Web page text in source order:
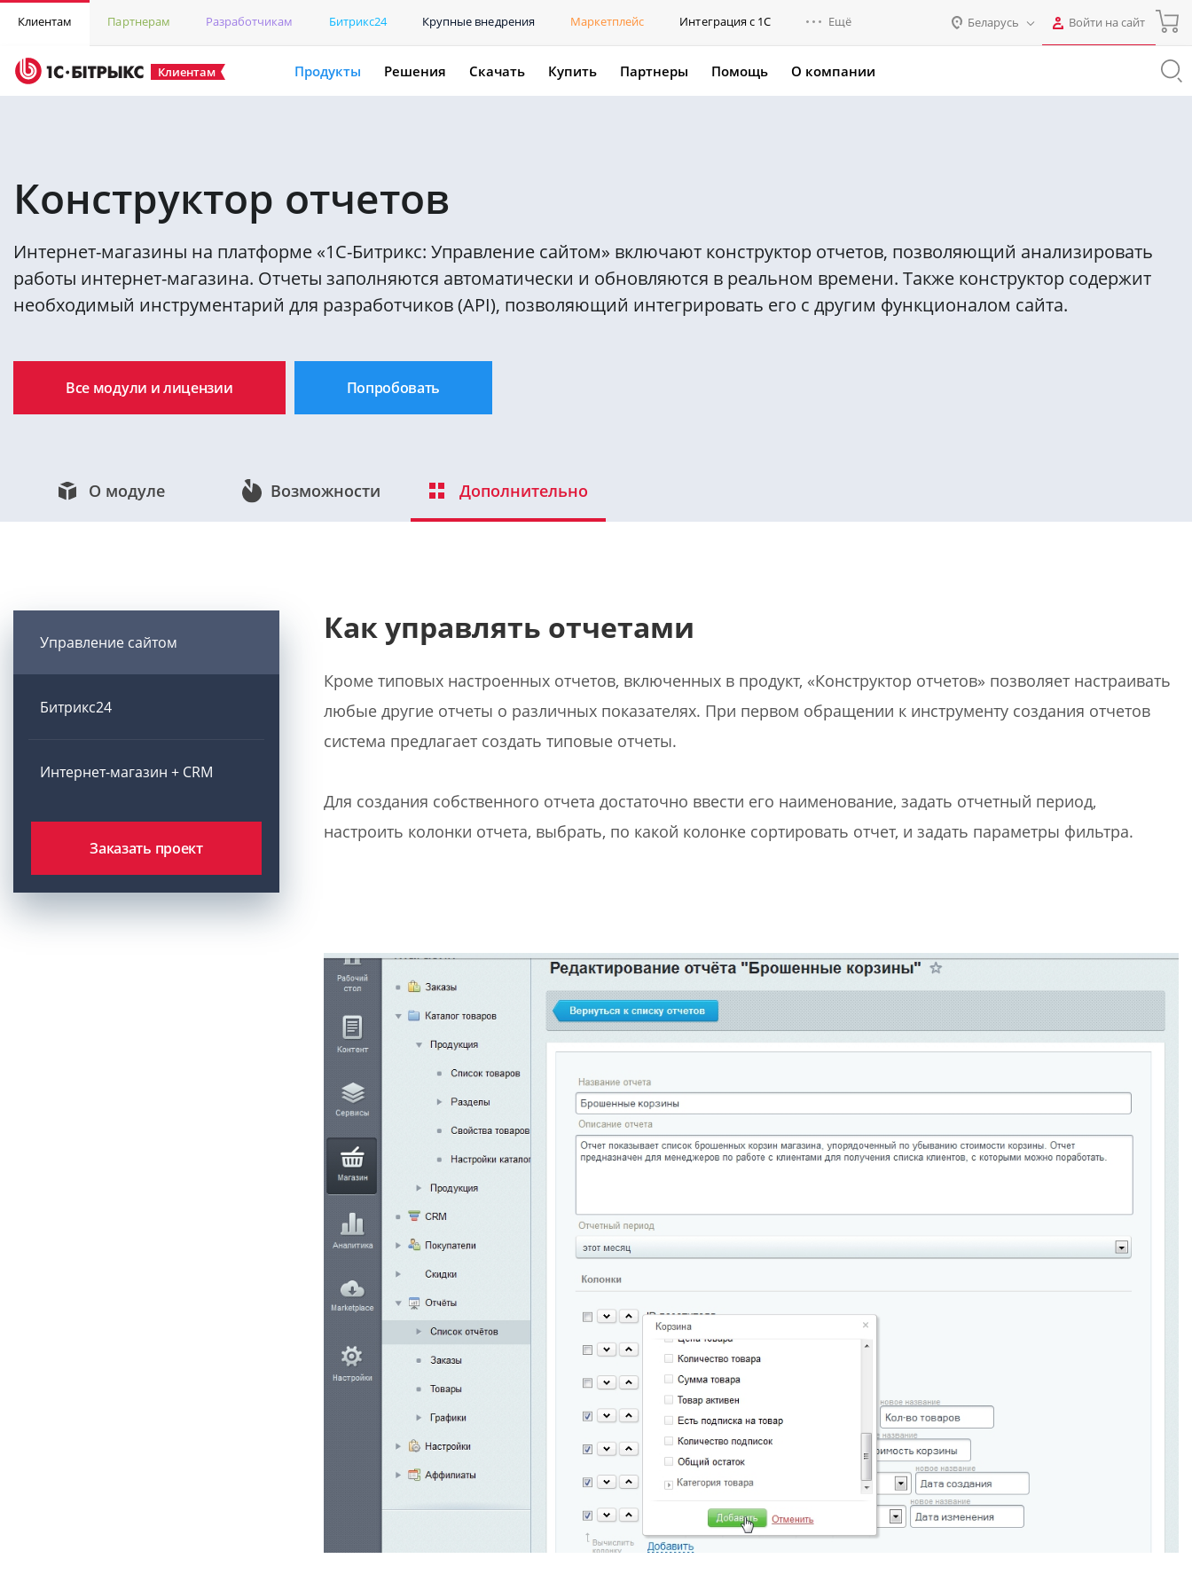
Клиентам Партнерам Разработчикам Битрикс24 Крупные внедрения Маркетплейс Интеграция с 1С Ещё
Промо для партнеров
Беларусь Войти на сайт
Запомнить меня на этом
компьютере
Забыли свой пароль?
Клиентам Продукты Решения Скачать Купить Партнеры Помощь О компании
Конструктор отчетов
Интернет-магазины на платформе «1С-Битрикс: Управление сайтом» включают конструктор отчетов, позволяющий анализировать
работы интернет-магазина. Отчеты заполняются автоматически и обновляются в реальном времени. Также конструктор содержит
необходимый инструментарий для разработчиков (API), позволяющий интегрировать его с другим функционалом сайта.
Все модули и лицензии Попробовать
О модуле Возможности Дополнительно
Управление сайтом
Битрикс24
Интернет-магазин + CRM
Заказать проект
Как управлять отчетами
Кроме типовых настроенных отчетов, включенных в продукт, «Конструктор отчетов» позволяет настраивать
любые другие отчеты о различных показателях. При первом обращении к инструменту создания отчетов
система предлагает создать типовые отчеты.
Для создания собственного отчета достаточно ввести его наименование, задать отчетный период,
настроить колонки отчета, выбрать, по какой колонке сортировать отчет, и задать параметры фильтра.